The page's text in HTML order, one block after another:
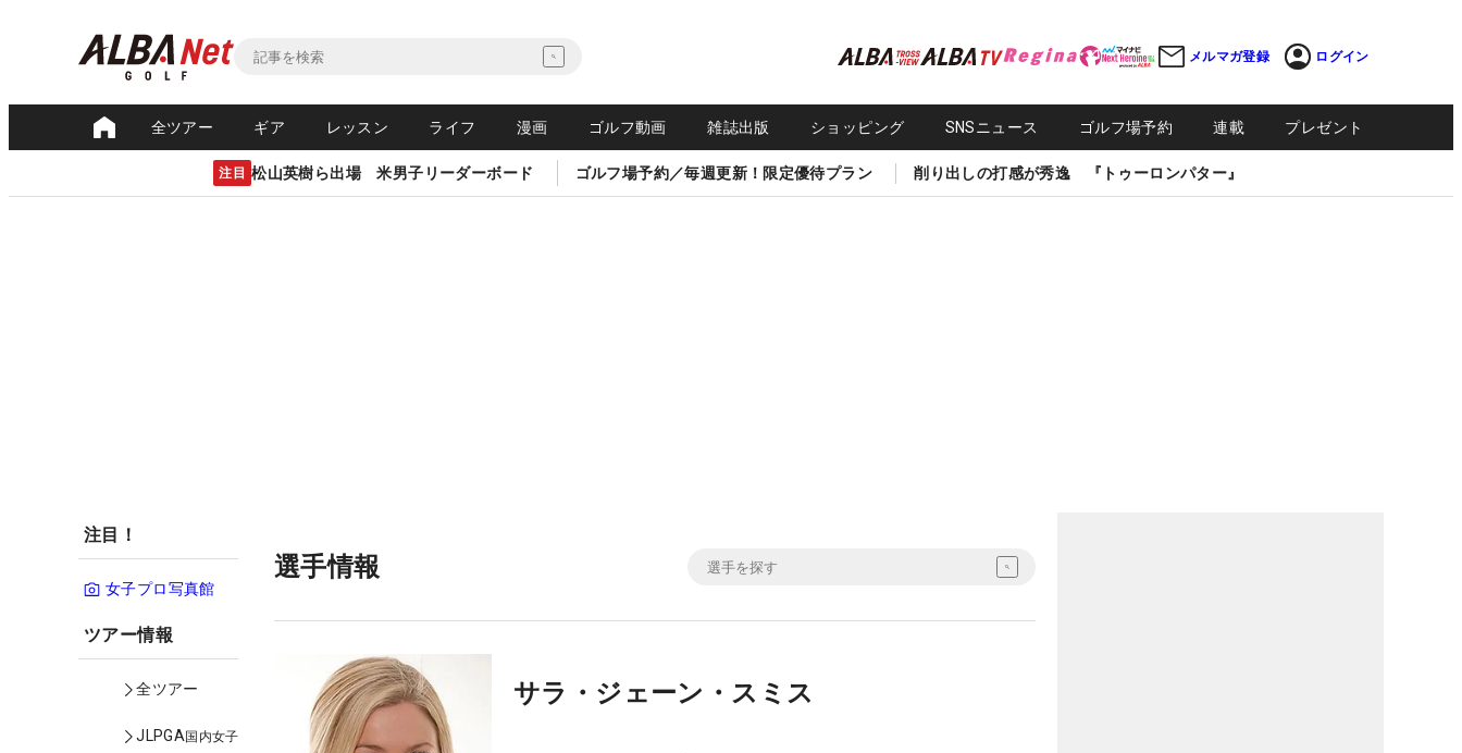
メルマガ登録 ログイン
全ツアー ギア レッスン ライフ 漫画 ゴルフ動画 雑誌出版 ショッピング SNSニュース ゴルフ場予約 連載 プレゼント
注目 松山英樹ら出場 米男子リーダーボード ゴルフ場予約／毎週更新！限定優待プラン 削り出しの打感が秀逸 『トゥーロンパター』
注目！
女子プロ写真館
ツアー情報
全ツアー
JLPGA国内女子
選手情報
サラ・ジェーン・スミス